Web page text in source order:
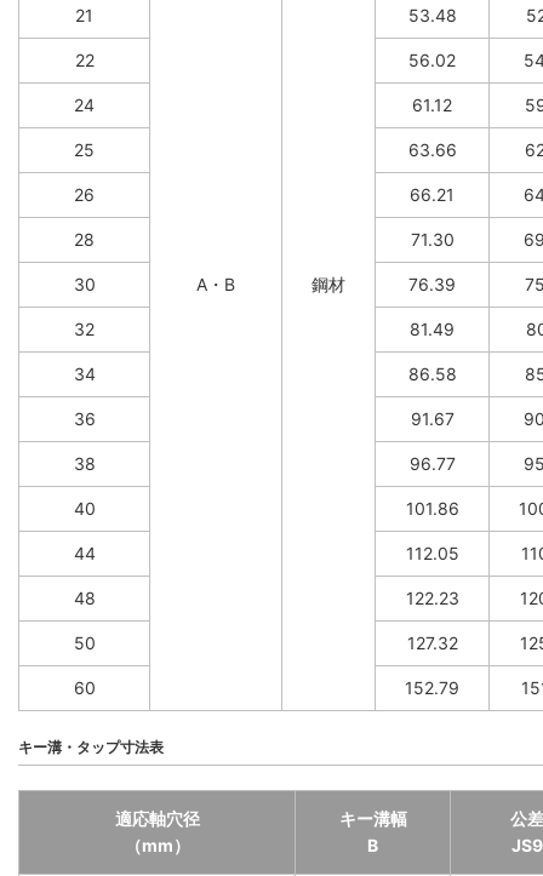
A・B 鋼材
21 53.48
22 56.02
24 61.12
25 63.66
26 66.21
28 71.30
30 76.39
32 81.49
34 86.58
36 91.67
38 96.77
40 101.86
44 112.05
48 122.23
50 127.32
60 152.79
キー溝・タップ寸法表
適応軸穴径
（mm）
キー溝幅
B
公差
JS9